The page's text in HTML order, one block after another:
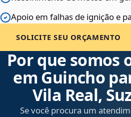
Apoio em falhas de ignição e
SOLICITE SEU ORÇAMENTO
Por que somos
em Guincho
Vila Real,
Se você procura um